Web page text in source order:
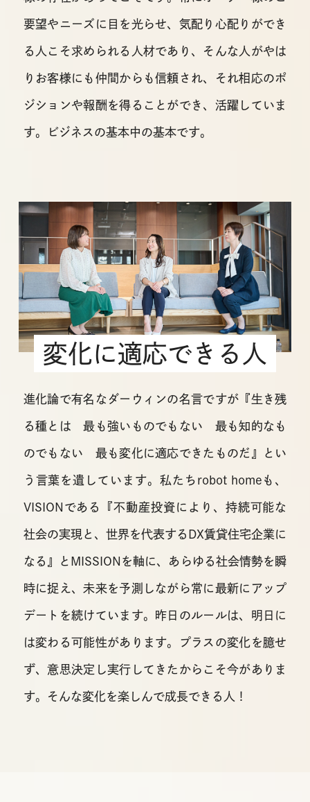
要望やニーズに目を光らせ、気配り心配りができ
る人こそ求められる人材であり、そんな人がやは
りお客様にも仲間からも信頼され、それ相応のポ
ジションや報酬を得ることができ、活躍していま
す。ビジネスの基本中の基本です。
変化に適応できる人
進化論で有名なダーウィンの名言ですが『生き残
る種とは 最も強いものでもない 最も知的なも
のでもない 最も変化に適応できたものだ』とい
う言葉を遺しています。 私たちrobot homeも、
VISIONである『不動産投資により、持続可能な
社会の実現と、 世界を代表するDX賃貸住宅企業に
なる』とMISSIONを軸に、あらゆる社会情勢を瞬
時に捉え、未来を予測しながら常に最新にアップ
デートを続けています。昨日のルールは、明日に
は変わる可能性があります。 プラスの変化を臆せ
ず、意思決定し実行してきたからこそ今がありま
す。そんな変化を楽しんで成長できる人！